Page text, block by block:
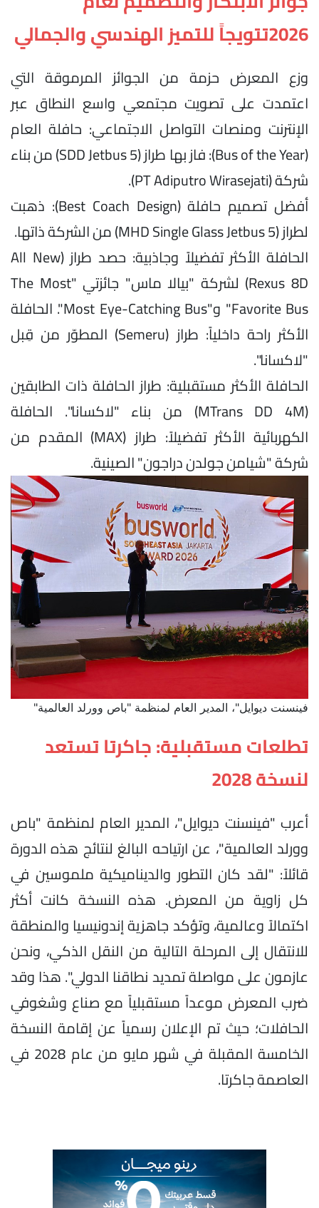
2026تتويجاً للتميز الهندسي والجمالي
وزع المعرض حزمة من الجوائز المرموقة التي
اعتمدت على تصويت مجتمعي واسع النطاق عبر
الإنترنت ومنصات التواصل الاجتماعي: حافلة العام
(Bus of the Year): فاز بها طراز (SDD Jetbus 5) من بناء
شركة (PT Adiputro Wirasejati).
أفضل تصميم حافلة (Best Coach Design): ذهبت
لطراز (MHD Single Glass Jetbus 5) من الشركة ذاتها.
الحافلة الأكثر تفضيلاً وجاذبية: حصد طراز (All New
Rexus 8D) لشركة "بيالا ماس" جائزتي "The Most
Favorite Bus" و"Most Eye-Catching Bus". الحافلة
الأكثر راحة داخلياً: طراز (Semeru) المطوّر من قِبل
"لاكسانا".
الحافلة الأكثر مستقبلية: طراز الحافلة ذات الطابقين
(MTrans DD 4M) من بناء "لاكسانا". الحافلة
الكهربائية الأكثر تفضيلاً: طراز (MAX) المقدم من
شركة "شيامن جولدن دراجون" الصينية.
فينسنت ديوايل"، المدير العام لمنظمة "باص وورلد العالمية"
تطلعات مستقبلية: جاكرتا تستعد
لنسخة 2028
أعرب "فينسنت ديوايل"، المدير العام لمنظمة "باص
وورلد العالمية"، عن ارتياحه البالغ لنتائج هذه الدورة
قائلاً: "لقد كان التطور والديناميكية ملموسين في
كل زاوية من المعرض. هذه النسخة كانت أكثر
اكتمالاً وعالمية، وتؤكد جاهزية إندونيسيا والمنطقة
للانتقال إلى المرحلة التالية من النقل الذكي، ونحن
عازمون على مواصلة تمديد نطاقنا الدولي". هذا وقد
ضرب المعرض موعداً مستقبلياً مع صناع وشغوفي
الحافلات؛ حيث تم الإعلان رسمياً عن إقامة النسخة
الخامسة المقبلة في شهر مايو من عام 2028 في
العاصمة جاكرتا.